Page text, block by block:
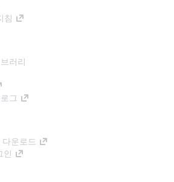
침
러리
그
다운로드
인